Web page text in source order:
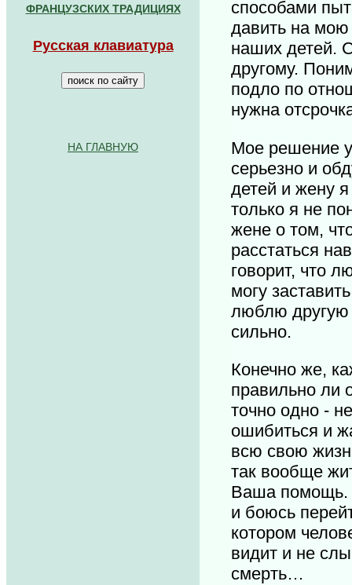
ФРАНЦУЗСКИХ ТРАДИЦИЯХ
Русская клавиатура
НА ГЛАВНУЮ
способами
давить на
наших детей.
другому.
подло по
нужна
Мое решение
серьезно и
детей и жену
только я не
жене о том,
расстаться
говорит, что
могу
люблю
сильно.
Конечно же,
правильно ли
точно одно -
ошибиться и
всю свою
так вообще
Ваша помощь.
и боюсь
котором
видит и не
смерть…